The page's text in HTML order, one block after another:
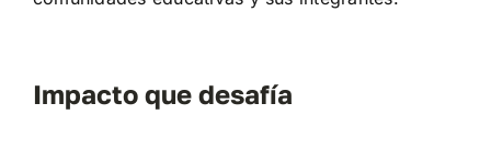
Impacto que desafía